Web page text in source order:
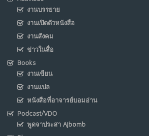
งานบรรยาย
งานเปิดตัวหนังสือ
งานสังคม
ข่าวในสื่อ
Books
งานเขียน
งานแปล
หนังสือที่อาจารย์บอมอ่าน
Podcast/VDO
พูดจาประสา Ajbomb